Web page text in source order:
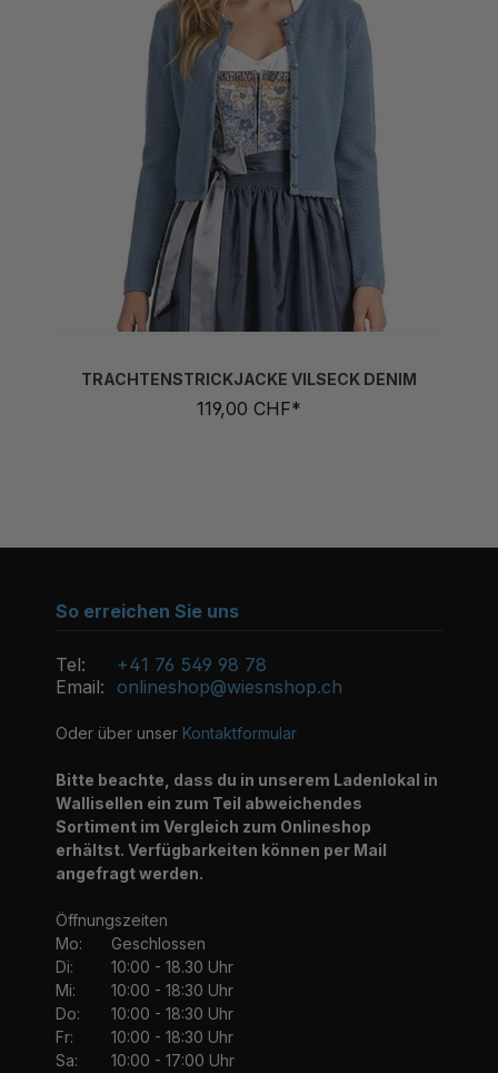
119,00 CHF*
So erreichen Sie uns
Tel:
+41 76 549 98 78
Email: onlineshop@wiesnshop.ch
Oder über unser Kontaktformular
Bitte beachte, dass du in unserem Ladenlokal in
Wallisellen ein zum Teil abweichendes
Sortiment im Vergleich zum Onlineshop
erhältst. Verfügbarkeiten können per Mail
angefragt werden.
Öffnungszeiten
Mo:
Geschlossen
Di:
10:00 - 18.30 Uhr
Mi:
10:00 - 18:30 Uhr
Do:
10:00 - 18:30 Uhr
Fr:
10:00 - 18:30 Uhr
Sa:
10:00 - 17:00 Uhr